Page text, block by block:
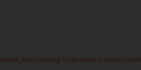
Mecklenburg-Vorpommern, Deutschland